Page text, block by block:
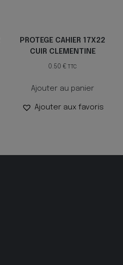
PROTEGE CAHIER 17X22
CUIR CLEMENTINE
0.50€ TTC
Ajouter au panier
Ajouter aux favoris